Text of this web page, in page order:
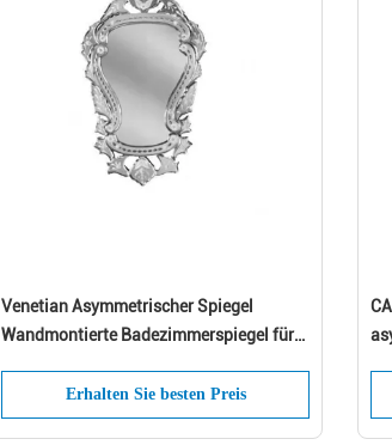
Venetian Asymmetrischer Spiegel
Wandmontierte Badezimmerspiegel für
Erhalten Sie besten Preis
Bestellung, wenn Sie
SMS